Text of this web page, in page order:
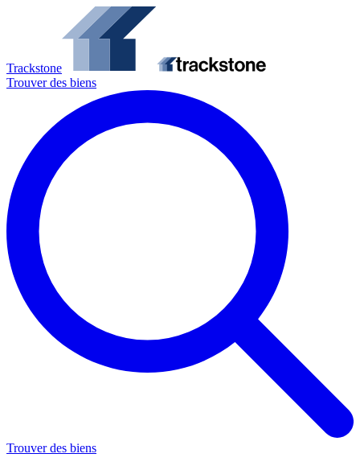
Trackstone
Trouver des biens
Trouver des biens